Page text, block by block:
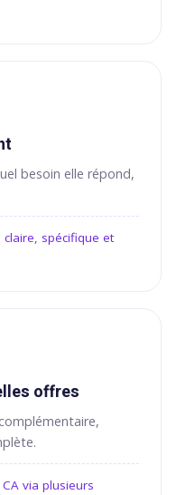
besoin elle répond,
spécifique et
offres
via plusieurs